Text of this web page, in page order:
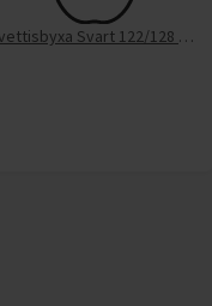
Svettisbyxa Svart 122/128 Mywe